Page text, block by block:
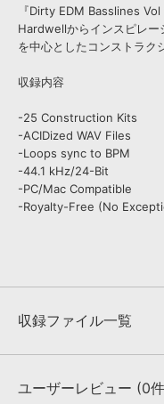
『Dirty EDM Basslines
Hardwellからインスピレー
を中心としたコンストラク
収録内容
-25 Construction Kits
-ACIDized WAV Files
-Loops sync to BPM
-44.1 kHz/24-Bit
-PC/Mac Compatible
-Royalty-Free (No
収録ファイル一覧
収録ファイル一覧
ユーザーレビュー (0